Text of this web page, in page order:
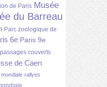
de Paris Musée
du Barreau
Parc zoologique de
6e Paris 9e
passages couverts
de Caen
rallyes